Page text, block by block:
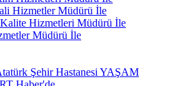
Hizmetler Müdürü İle
Hizmetleri Müdürü İle
Müdürü İle
Şehir Hastanesi YAŞAM